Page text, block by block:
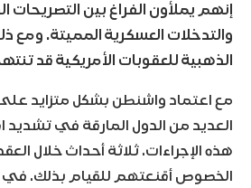
إنهم يملأون الفراغ بين التصريحات
والتدخلات العسكرية المميتة. ومع
الذهبية للعقوبات الأمريكية قد
مع اعتماد واشنطن بشكل متزايد على
العديد من الدول المارقة في تشديد
هذه الإجراءات. ثلاثة أحداث خلال